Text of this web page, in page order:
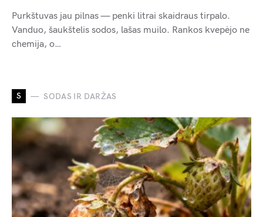
Purkštuvas jau pilnas — penki litrai skaidraus tirpalo.
Vanduo, šaukštelis sodos, lašas muilo. Rankos kvepėjo ne
chemija, o…
S SODAS IR DARŽAS